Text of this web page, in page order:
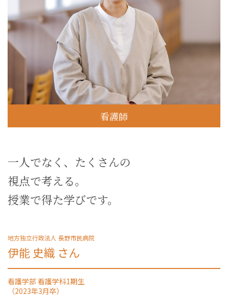
看護師
一人でなく、たくさんの
視点で考える。
授業で得た学びです。
地方独立行政法人 長野市民病院
伊能 史織 さん
看護学部 看護学科1期生
（2023年3月卒）